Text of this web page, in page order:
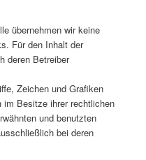
übernehmen wir keine
Für den Inhalt der
deren Betreiber
Zeichen und Grafiken
im Besitze ihrer rechtlichen
und benutzten
bei deren